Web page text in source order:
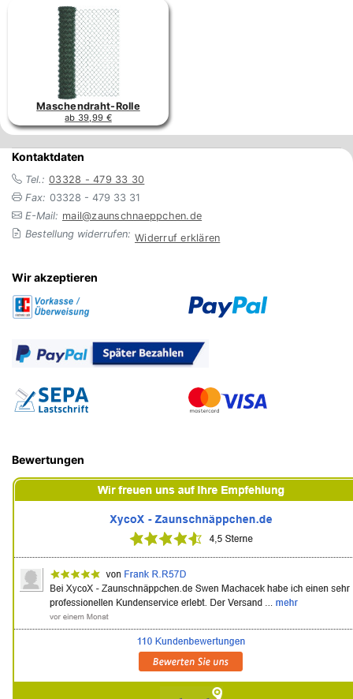
Maschendraht-Rolle
ab 39,99 €
Kontaktdaten
Tel.: 03328 - 479 33 30
Fax: 03328 - 479 33 31
E-Mail: mail@zaunschnaeppchen.de
Bestellung widerrufen: Widerruf erklären
Wir akzeptieren
Bewertungen